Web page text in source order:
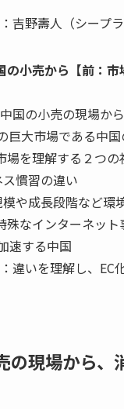
吉野壽人（シープラ
の小売から【前：
国の小売の現場か
巨大市場である中
場を理解する２つの
慣習の違い
や成長段階など環
殊なインターネット
速する中国
違いを理解し、EC
の現場から、